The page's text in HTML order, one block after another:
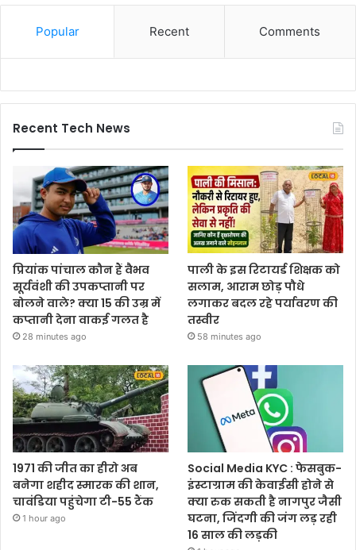
Popular Recent Comments
Recent Tech News
प्रियांक पांचाल कौन हैं वैभव
सूर्यवंशी की उपकप्तानी पर
बोलने वाले? क्या 15 की उम्र में
कप्तानी देना वाकई गलत है
28 minutes ago
पाली के इस रिटायर्ड शिक्षक को
सलाम, आराम छोड़ पौधे
लगाकर बदल रहे पर्यावरण की
तस्वीर
58 minutes ago
1971 की जीत का हीरो अब
बनेगा शहीद स्मारक की शान,
चावंडिया पहुंचेगा टी-55 टैंक
1 hour ago
Social Media KYC : फेसबुक-
इंस्टाग्राम की केवाईसी होने से
क्या रुक सकती है नागपुर जैसी
घटना, जिंदगी की जंग लड़ रही
16 साल की लड़की